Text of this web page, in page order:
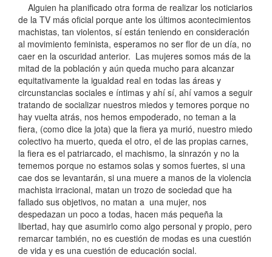
Alguien ha planificado otra forma de realizar los noticiarios
de la TV más oficial porque ante los últimos acontecimientos
machistas, tan violentos, sí están teniendo en consideración
al movimiento feminista, esperamos no ser flor de un día, no
caer en la oscuridad anterior. Las mujeres somos más de la
mitad de la población y aún queda mucho para alcanzar
equitativamente la igualdad real en todas las áreas y
circunstancias sociales e íntimas y ahí sí, ahí vamos a seguir
tratando de socializar nuestros miedos y temores porque no
hay vuelta atrás, nos hemos empoderado, no teman a la
fiera, (como dice la jota) que la fiera ya murió, nuestro miedo
colectivo ha muerto, queda el otro, el de las propias carnes,
la fiera es el patriarcado, el machismo, la sinrazón y no la
tememos porque no estamos solas y somos fuertes, si una
cae dos se levantarán, si una muere a manos de la violencia
machista irracional, matan un trozo de sociedad que ha
fallado sus objetivos, no matan a una mujer, nos
despedazan un poco a todas, hacen más pequeña la
libertad, hay que asumirlo como algo personal y propio, pero
remarcar también, no es cuestión de modas es una cuestión
de vida y es una cuestión de educación social.